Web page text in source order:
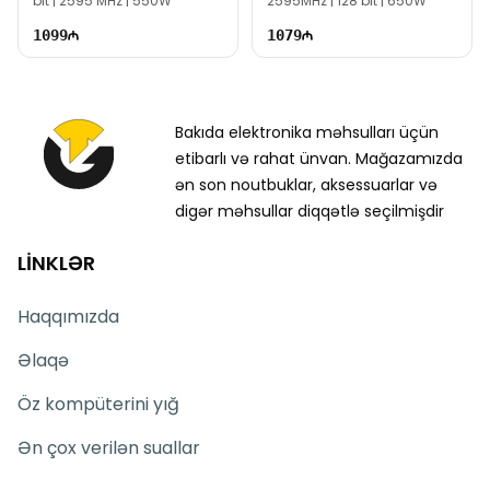
1099 1079
Bakıda elektronika məhsulları üçün
etibarlı və rahat ünvan. Mağazamızda
ən son noutbuklar, aksessuarlar və
digər məhsullar diqqətlə seçilmişdir
LİNKLƏR
Haqqımızda
Əlaqə
Öz kompüterini yığ
Ən çox verilən suallar